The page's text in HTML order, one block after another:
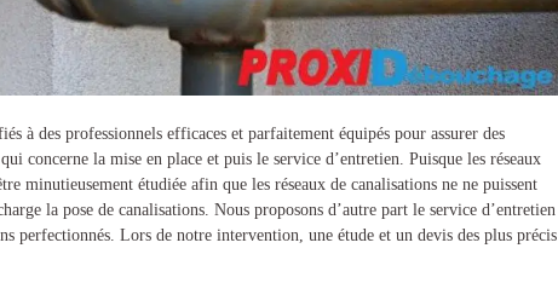
à des professionnels efficaces et parfaitement équipés pour assurer des
concerne la mise en place et puis le service d’entretien. Puisque les réseaux
minutieusement étudiée afin que les réseaux de canalisations ne ne puissent
la pose de canalisations . Nous proposons d’autre part le service d’entretien
perfectionnés. Lors de notre intervention, une étude et un devis des plus précis